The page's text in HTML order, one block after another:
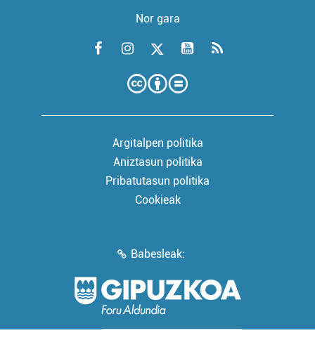
Nor gara
Argitalpen politika
Aniztasun politika
Pribatutasun politika
Cookieak
Babesleak: